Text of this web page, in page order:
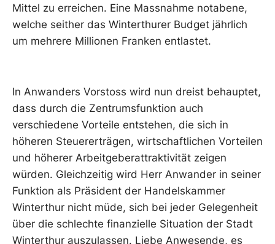
Mittel zu erreichen. Eine Massnahme notabene,
welche seither das Winterthurer Budget jährlich
um mehrere Millionen Franken entlastet.
In Anwanders Vorstoss wird nun dreist behauptet,
dass durch die Zentrumsfunktion auch
verschiedene Vorteile entstehen, die sich in
höheren Steuererträgen, wirtschaftlichen Vorteilen
und höherer Arbeitgeberattraktivität zeigen
würden. Gleichzeitig wird Herr Anwander in seiner
Funktion als Präsident der Handelskammer
Winterthur nicht müde, sich bei jeder Gelegenheit
über die schlechte finanzielle Situation der Stadt
Winterthur auszulassen. Liebe Anwesende, es